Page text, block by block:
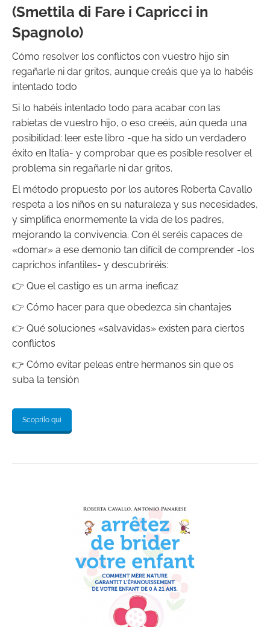
(Smettila di Fare i Capricci in
Spagnolo)
Cómo resolver los conflictos con vuestro hijo sin
regañarle ni dar gritos, aunque creáis que ya lo habéis
intentado todo
Si lo habéis intentado todo para acabar con las
rabietas de vuestro hijo, o eso creéis, aún queda una
posibilidad: leer este libro -que ha sido un verdadero
éxito en Italia- y comprobar que es posible resolver el
problema sin regañarle ni dar gritos.
El método propuesto por los autores Roberta Cavallo
respeta a los niños en su naturaleza y sus necesidades,
y simplifica enormemente la vida de los padres,
mejorando la convivencia. Con él seréis capaces de
«domar» a ese demonio tan difícil de comprender -los
caprichos infantiles- y descubriréis:
👉 Que el castigo es un arma ineficaz
👉 Cómo hacer para que obedezca sin chantajes
👉 Qué soluciones «salvavidas» existen para ciertos
conflictos
👉 Cómo evitar peleas entre hermanos sin que os
suba la tensión
Scoprilo qui